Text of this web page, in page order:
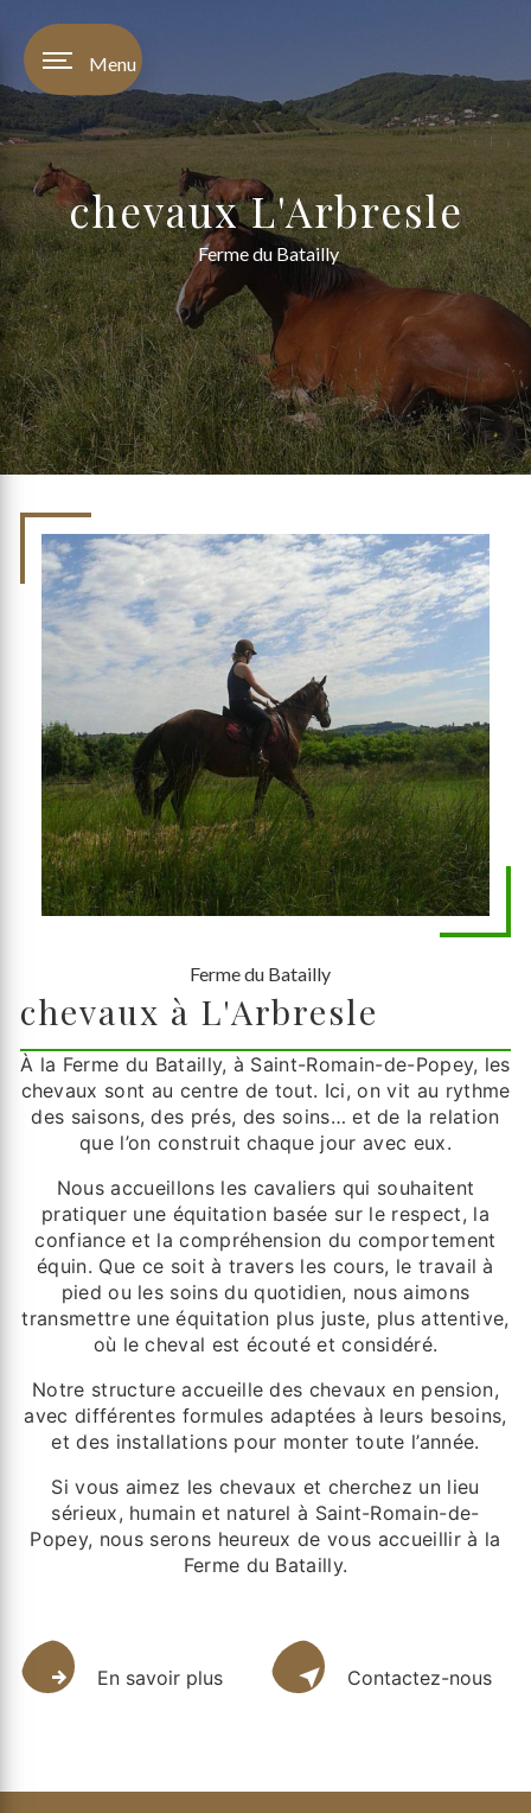
Menu
chevaux L'Arbresle
Ferme du Batailly
Ferme du Batailly
chevaux à L'Arbresle
À la Ferme du Batailly, à Saint-Romain-de-Popey, les
chevaux sont au centre de tout. Ici, on vit au rythme
des saisons, des prés, des soins… et de la relation
que l’on construit chaque jour avec eux.
Nous accueillons les cavaliers qui souhaitent
pratiquer une équitation basée sur le respect, la
confiance et la compréhension du comportement
équin. Que ce soit à travers les cours, le travail à
pied ou les soins du quotidien, nous aimons
transmettre une équitation plus juste, plus attentive,
où le cheval est écouté et considéré.
Notre structure accueille des chevaux en pension,
avec différentes formules adaptées à leurs besoins,
et des installations pour monter toute l’année.
Si vous aimez les chevaux et cherchez un lieu
sérieux, humain et naturel à Saint-Romain-de-
Popey, nous serons heureux de vous accueillir à la
Ferme du Batailly.
En savoir plus Contactez-nous